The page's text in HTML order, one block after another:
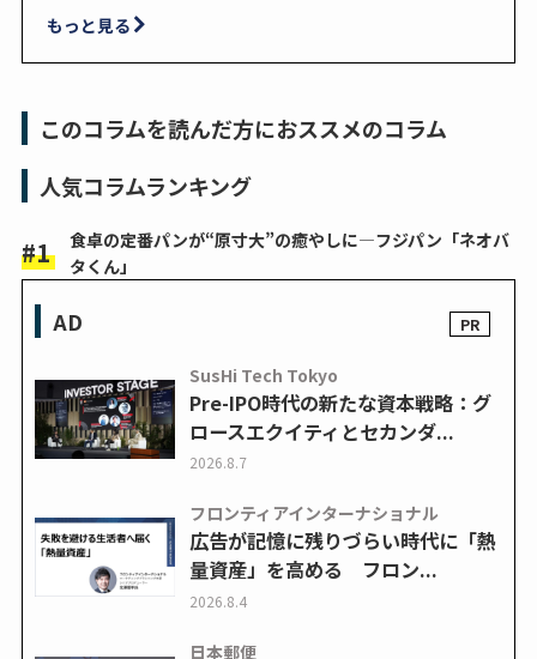
もっと見る
このコラムを読んだ方におススメのコラム
人気コラムランキング
食卓の定番パンが“原寸大”の癒やしに―フジパン「ネオバ
タくん」
AD
SusHi Tech Tokyo
Pre-IPO時代の新たな資本戦略：グ
ロースエクイティとセカンダ...
2026.8.7
フロンティアインターナショナル
広告が記憶に残りづらい時代に「熱
量資産」を高める フロン...
2026.8.4
日本郵便